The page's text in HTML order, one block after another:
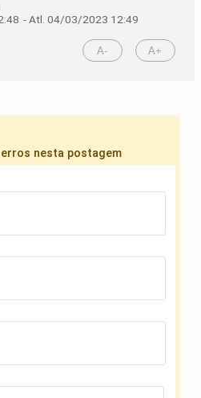
- Atl. 04/03/2023 12:49
A- A+
nesta postagem